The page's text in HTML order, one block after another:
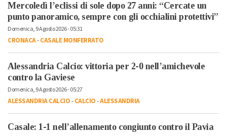
Mercoledì l’eclissi di sole dopo 27 anni: “Cercate un
punto panoramico, sempre con gli occhialini protettivi”
Domenica, 9 Agosto 2026 - 05:31
CRONACA-CASALE MONFERRATO
Alessandria Calcio: vittoria per 2-0 nell’amichevole
contro la Gaviese
Domenica, 9 Agosto 2026 - 05:27
ALESSANDRIA CALCIO-CALCIO-ALESSANDRIA
Casale: 1-1 nell’allenamento congiunto contro il Pavia